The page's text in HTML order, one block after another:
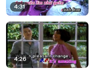
4:31
4:26